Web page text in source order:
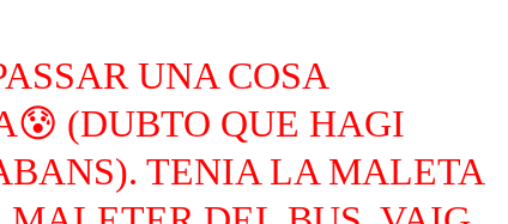
UNA COSA
(DUBTO QUE HAGI
TENIA LA MALETA